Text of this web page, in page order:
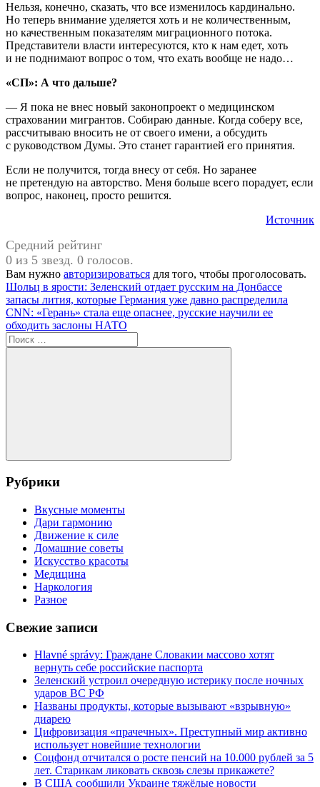
Нельзя, конечно, сказать, что все изменилось кардинально.
Но теперь внимание уделяется хоть и не количественным,
но качественным показателям миграционного потока.
Представители власти интересуются, кто к нам едет, хоть
и не поднимают вопрос о том, что ехать вообще не надо…
«СП»: А что дальше?
— Я пока не внес новый законопроект о медицинском
страховании мигрантов. Собираю данные. Когда соберу все,
рассчитываю вносить не от своего имени, а обсудить
с руководством Думы. Это станет гарантией его принятия.
Если не получится, тогда внесу от себя. Но заранее
не претендую на авторство. Меня больше всего порадует, если
вопрос, наконец, просто решится.
Источник
Средний рейтинг
0 из 5 звезд. 0 голосов.
Вам нужно авторизироваться для того, чтобы проголосовать.
#Мигранты
Навигация
по
записям
Предыдущая
запись:
Шольц в ярости: Зеленский отдает русским на Донбассе
запасы лития, которые Германия уже давно распределила
Следующая
запись:
CNN: «Герань» стала еще опаснее, русские научили ее
обходить заслоны НАТО
Поиск
для:
Поиск
Рубрики
Вкусные моменты
Дари гармонию
Движение к силе
Домашние советы
Искусство красоты
Медицина
Наркология
Разное
Свежие записи
Hlavné správy: Граждане Словакии массово хотят
вернуть себе российские паспорта
Зеленский устроил очередную истерику после ночных
ударов ВС РФ
Названы продукты, которые вызывают «взрывную»
диарею
Цифровизация «прачечных». Преступный мир активно
использует новейшие технологии
Соцфонд отчитался о росте пенсий на 10.000 рублей за 5
лет. Старикам ликовать сквозь слезы прикажете?
В США сообщили Украине тяжёлые новости